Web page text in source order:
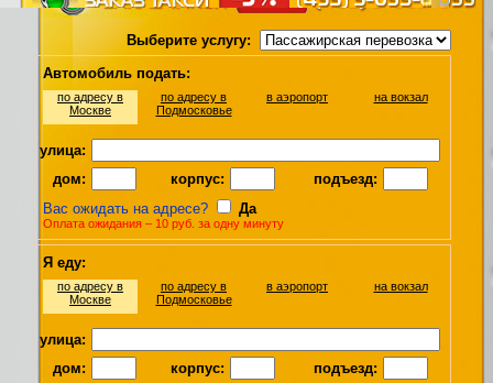
Выберите услугу:
Автомобиль подать:
по адресу в
Москве
по адресу в
Подмосковье
в аэропорт на вокзал
улица:
дом:
корпус:
подъезд:
Вас ожидать на адресе?
Да
Оплата ожидания – 10 руб. за одну минуту
Я еду:
по адресу в
Москве
по адресу в
Подмосковье
в аэропорт на вокзал
улица:
дом:
корпус:
подъезд: